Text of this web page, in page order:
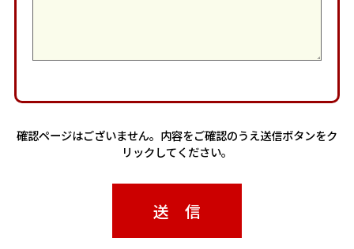
確認ページはございません。内容をご確認のうえ送信ボタンをク
リックしてください。